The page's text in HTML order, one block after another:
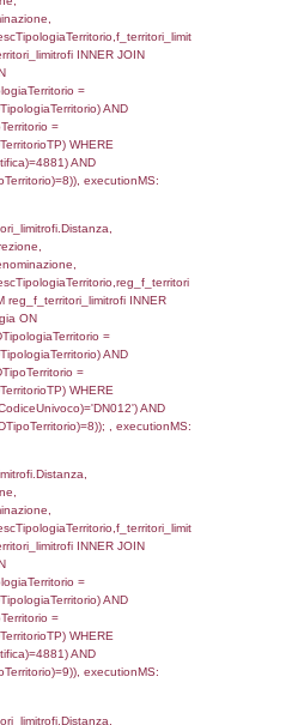
INNER JOIN
=
AND
f_territori_limitrofi.Distanza,
FROM
ON
=
=
AND